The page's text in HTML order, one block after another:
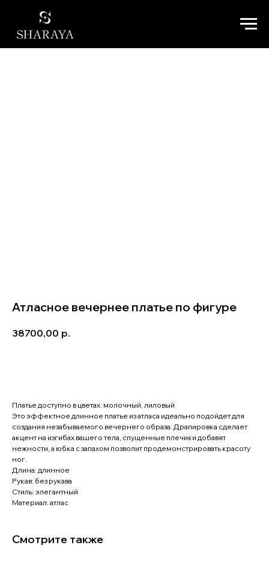
Атласное вечернее платье по фигуре
38700,00 р.
Платье доступно в цветах: молочный, лиловый
Это эффектное длинное платье из атласа идеально подойдет для
создания незабываемого вечернего образа. Драпировка сделает
акцент на изгибах вашего тела, спущенные плечики добавят
нежности, а юбка с запахом позволит продемонстрировать красоту
ног.
Длина: длинное
Рукав: без рукава
Стиль: элегантный
Материал: атлас
Смотрите также